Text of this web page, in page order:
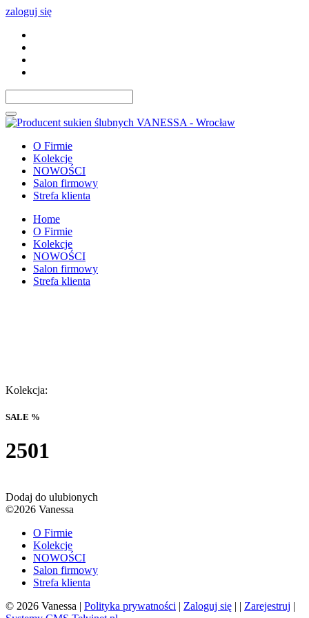
zaloguj się
O Firmie
Kolekcje
NOWOŚCI
Salon firmowy
Strefa klienta
Home
O Firmie
Kolekcje
NOWOŚCI
Salon firmowy
Strefa klienta
Kolekcja:
SALE %
2501
Dodaj do ulubionych
©2026 Vanessa
O Firmie
Kolekcje
NOWOŚCI
Salon firmowy
Strefa klienta
© 2026 Vanessa | Polityka prywatności | Zaloguj się | | Zarejestruj |